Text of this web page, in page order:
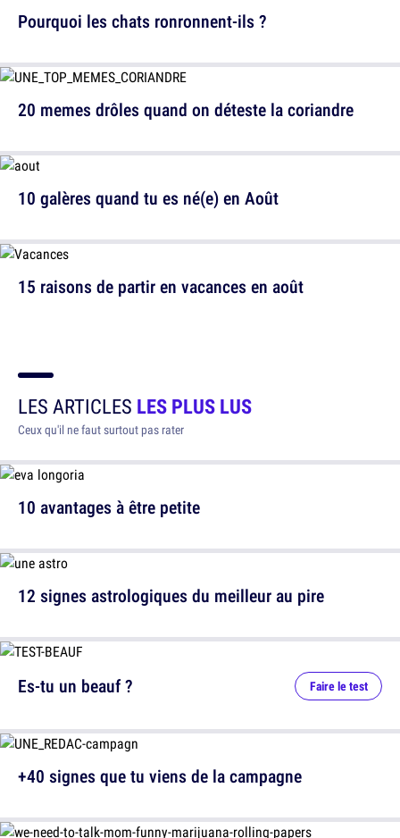
Pourquoi les chats ronronnent-ils ?
10 galères quand tu es né(e) en Août
20 memes drôles quand on déteste la coriandre
15 raisons de partir en vacances en août
LES ARTICLES LES PLUS LUS
Ceux qu'il ne faut surtout pas rater
10 avantages à être petite
12 signes astrologiques du meilleur au pire
Es-tu un beauf ? Faire le test
+40 signes que tu viens de la campagne